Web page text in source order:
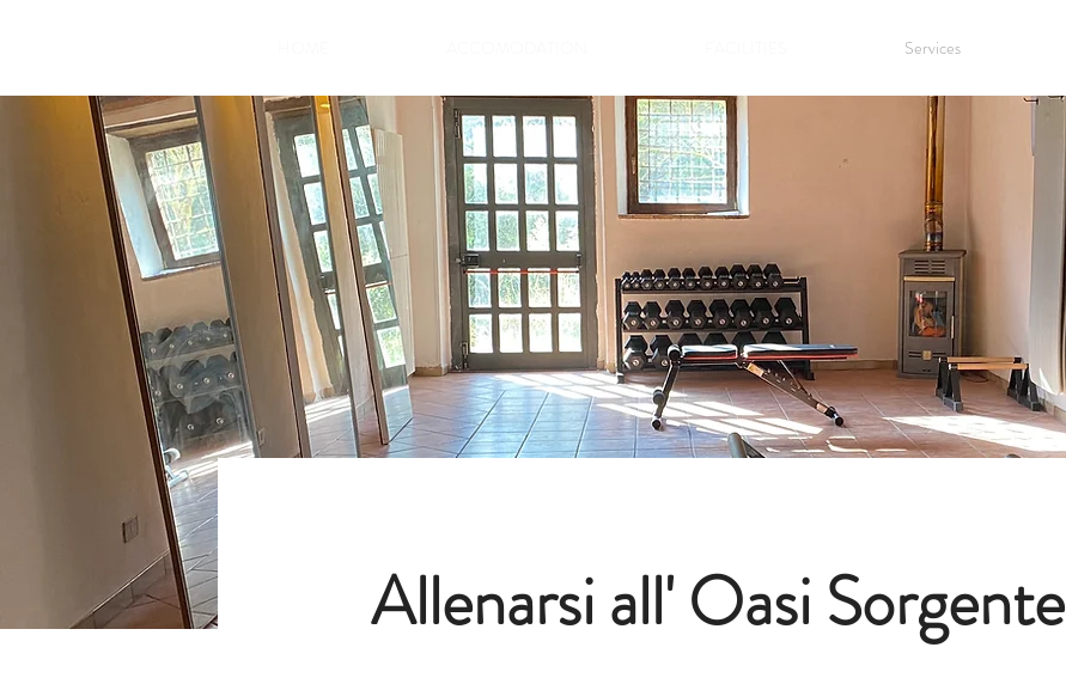
Services
Allenarsi all' Oasi Sorgente